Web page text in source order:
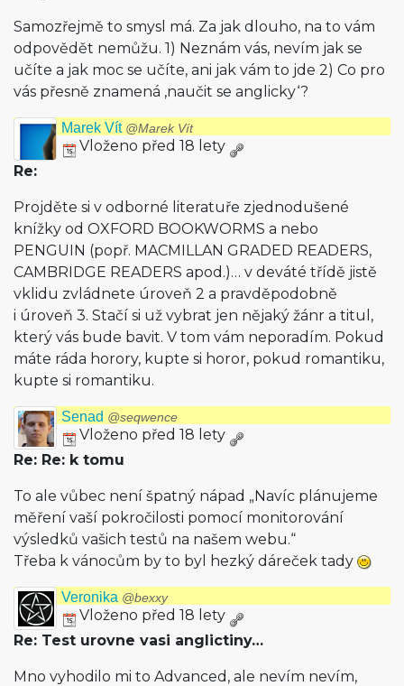
Samozřejmě to smysl má. Za jak dlouho, na to vám
odpovědět nemůžu. 1) Neznám vás, nevím jak se
učíte a jak moc se učíte, ani jak vám to jde 2) Co pro
vás přesně znamená ‚naučit se anglicky‘?
Marek Vít @Marek Vít
Vloženo před 18 lety
Re:
Projděte si v odborné literatuře zjednodušené
knížky od OXFORD BOOKWORMS a nebo
PENGUIN (popř. MACMILLAN GRADED READERS,
CAMBRIDGE READERS apod.)… v deváté třídě jistě
vklidu zvládnete úroveň 2 a pravděpodobně
i úroveň 3. Stačí si už vybrat jen nějaký žánr a titul,
který vás bude bavit. V tom vám neporadím. Pokud
máte ráda horory, kupte si horor, pokud romantiku,
kupte si romantiku.
Senad @seqwence
Vloženo před 18 lety
Re: Re: k tomu
To ale vůbec není špatný nápad „Navíc plánujeme
měření vaší pokročilosti pomocí monitorování
výsledků vašich testů na našem webu.“
Třeba k vánocům by to byl hezký dáreček tady
Veronika @bexxy
Vloženo před 18 lety
Re: Test urovne vasi anglictiny…
Mno vyhodilo mi to Advanced, ale nevím nevím,